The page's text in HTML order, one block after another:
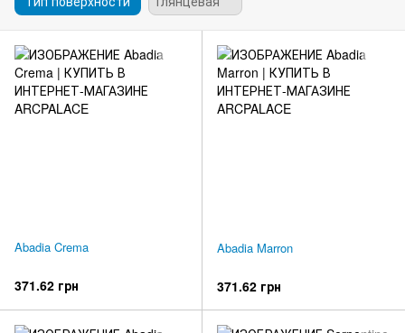
Abadia Crema
371.62 грн
Abadia Marron
371.62 грн